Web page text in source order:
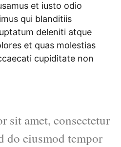
et iusto odio
qui blanditiis
deleniti atque
et quas molestias
cupiditate non
sit amet, consectetur
do eiusmod tempor